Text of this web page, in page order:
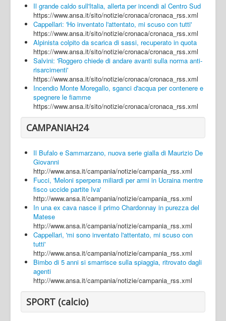
Napoli
Salerno
Login
Il grande caldo sull'Italia, allerta per incendi al Centro Sud
https://www.ansa.it/sito/notizie/cronaca/cronaca_rss.xml
Cappellari: 'Ho inventato l'attentato, mi scuso con tutti'
https://www.ansa.it/sito/notizie/cronaca/cronaca_rss.xml
Alpinista colpito da scarica di sassi, recuperato in quota
https://www.ansa.it/sito/notizie/cronaca/cronaca_rss.xml
Salvini: 'Roggero chiede di andare avanti sulla norma anti-
risarcimenti'
https://www.ansa.it/sito/notizie/cronaca/cronaca_rss.xml
Incendio Monte Moregallo, sganci d'acqua per contenere e
spegnere le fiamme
https://www.ansa.it/sito/notizie/cronaca/cronaca_rss.xml
CAMPANIAH24
Il Bufalo e Sammarzano, nuova serie gialla di Maurizio De
Giovanni
http://www.ansa.it/campania/notizie/campania_rss.xml
Fucci, 'Meloni sperpera miliardi per armi in Ucraina mentre
fisco uccide partite Iva'
http://www.ansa.it/campania/notizie/campania_rss.xml
In una ex cava nasce il primo Chardonnay in purezza del
Matese
http://www.ansa.it/campania/notizie/campania_rss.xml
Cappellari, 'mi sono inventato l'attentato, mi scuso con
tutti'
http://www.ansa.it/campania/notizie/campania_rss.xml
Bimbo di 5 anni si smarrisce sulla spiaggia, ritrovato dagli
agenti
http://www.ansa.it/campania/notizie/campania_rss.xml
SPORT (calcio)